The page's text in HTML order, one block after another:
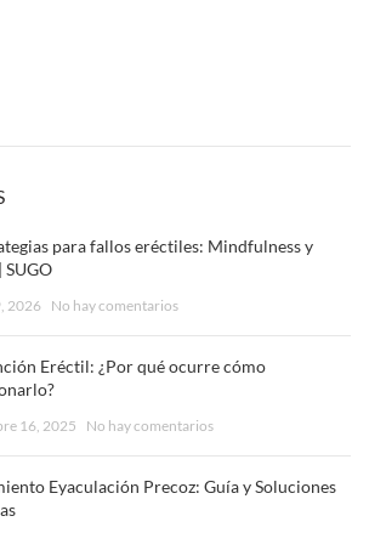
para fallos eréctiles: Mindfulness y
SUGO
2026 No hay comentarios
Eréctil: ¿Por qué ocurre cómo
16, 2025 No hay comentarios
Eyaculación Precoz: Guía y Soluciones